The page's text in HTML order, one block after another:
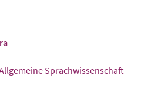
Sprachwissenschaft